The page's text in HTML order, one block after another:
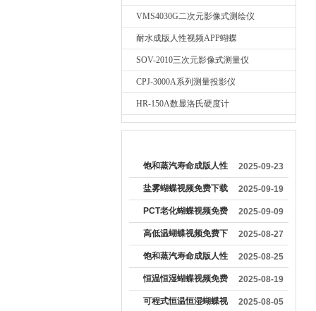
VMS4030G二次元影像式测绘仪
耐水成版人性视频APP蝴蝶
SOV-2010三次元影像式测量仪
CPJ-3000A系列测量投影仪
HR-150A数显洛氏硬度计
饱和蒸汽寿命成版人性
视频APP蝴蝶：产品可
靠性的关键测试工具
2025-09-23
盐雾蝴蝶视频免费下载
观看操作流程详解
2025-09-19
PCT老化蝴蝶视频免费
下载观看使用注意事项
有哪些
2025-09-09
高低温蝴蝶视频免费下
载观看在金属行业的应
用价值
2025-08-27
饱和蒸汽寿命成版人性
视频APP蝴蝶的工作原
理及主要组成部分
2025-08-25
恒温恒湿蝴蝶视频免费
下载观看怎么操作
2025-08-19
可程式恒温恒湿蝴蝶视 2025-08-05